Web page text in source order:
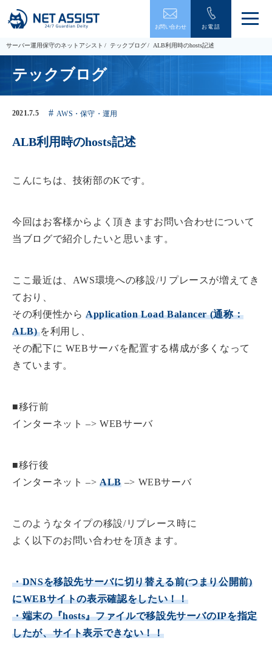
お問い合わせ お電話
メ
ー
サーバー運用保守のネットアシスト テックブログ ALB利用時のhosts記述
テックブログ
2021.7.5 AWS・保守・運用
ALB利用時のhosts記述
こんにちは、技術部のKです。
今回はお客様からよく頂きますお問い合わせについて
当ブログで紹介したいと思います。
ここ最近は、AWS環境への移設/リプレースが増えてき
ており、
その利便性からApplication Load Balancer (通称：
ALB)を利用し、
その配下に WEBサーバを配置する構成が多くなって
きています。
■移行前
インターネット –> WEBサーバ
■移行後
インターネット –>ALB–> WEBサーバ
このようなタイプの移設/リプレース時に
よく以下のお問い合わせを頂きます。
・DNSを移設先サーバに切り替える前(つまり公開前)
にWEBサイトの表示確認をしたい！！
・端末の『hosts』ファイルで移設先サーバのIPを指定
したが、サイト表示できない！！